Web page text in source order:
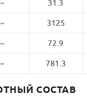
~ 31.3
~ 3125
~ 72.9
~ 781.3
СОСТАВ